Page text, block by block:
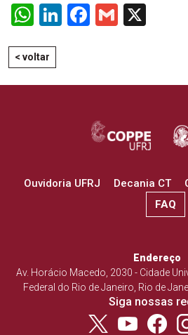
WhatsApp
LinkedIn
Facebook
Gmail
< voltar
Ouvidoria UFRJ Decania CT
FAQ
Endereço
Av. Horácio Macedo, 2030 - Cidade
Federal do Rio de Janeiro, Rio de
Siga nossas